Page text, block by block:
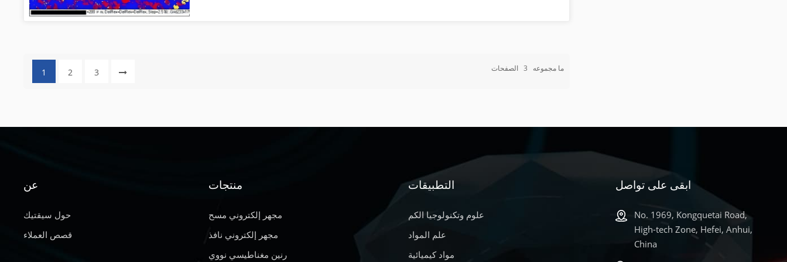
1 2 3 ما مجموعه 3 الصفحات
عن
حول سيقتيك
قصص العملاء
منتجات
مجهر إلكتروني مسح
مجهر إلكتروني نافذ
رنين مغناطيسي نووي
التطبيقات
علوم وتكنولوجيا الكم
علم المواد
مواد كيميائية
ابقى على تواصل
No. 1969, Kongquetai Road,
High-tech Zone, Hefei, Anhui,
China